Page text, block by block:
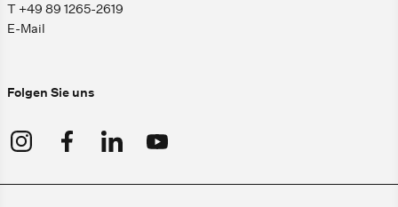
T +49 89 1265-2619
E-Mail
Folgen Sie uns